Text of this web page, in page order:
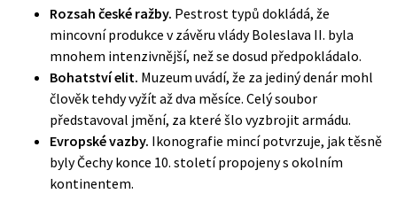
Rozsah české ražby. Pestrost typů dokládá, že
mincovní produkce v závěru vlády Boleslava II. byla
mnohem intenzivnější, než se dosud předpokládalo.
Bohatství elit. Muzeum uvádí, že za jediný denár mohl
člověk tehdy vyžít až dva měsíce. Celý soubor
představoval jmění, za které šlo vyzbrojit armádu.
Evropské vazby. Ikonografie mincí potvrzuje, jak těsně
byly Čechy konce 10. století propojeny s okolním
kontinentem.